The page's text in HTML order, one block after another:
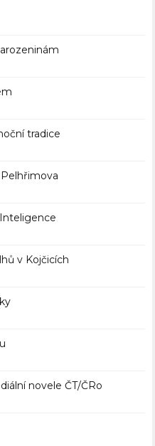
tradice
v Kojčicích
novele ČT/ČRo